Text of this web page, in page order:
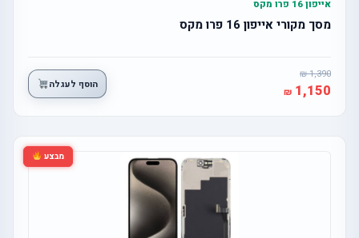
אייפון 16 פרו מקס
מסך מקורי אייפון 16 פרו מקס
1,390
1,150 הוסף לעגלה
מבצע